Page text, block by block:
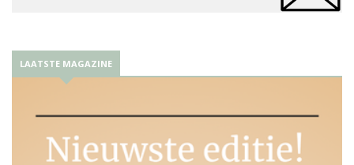
LAATSTE MAGAZINE